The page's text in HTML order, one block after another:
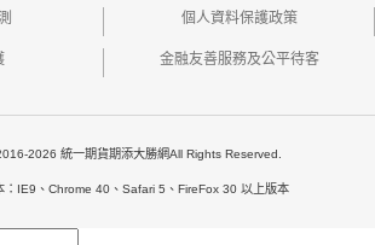
個人資料保護政策
金融友善服務及公平待客
2026 統一期貨期添大勝網All Rights Reserved.
：IE9、Chrome 40、Safari 5、FireFox 30 以上版本